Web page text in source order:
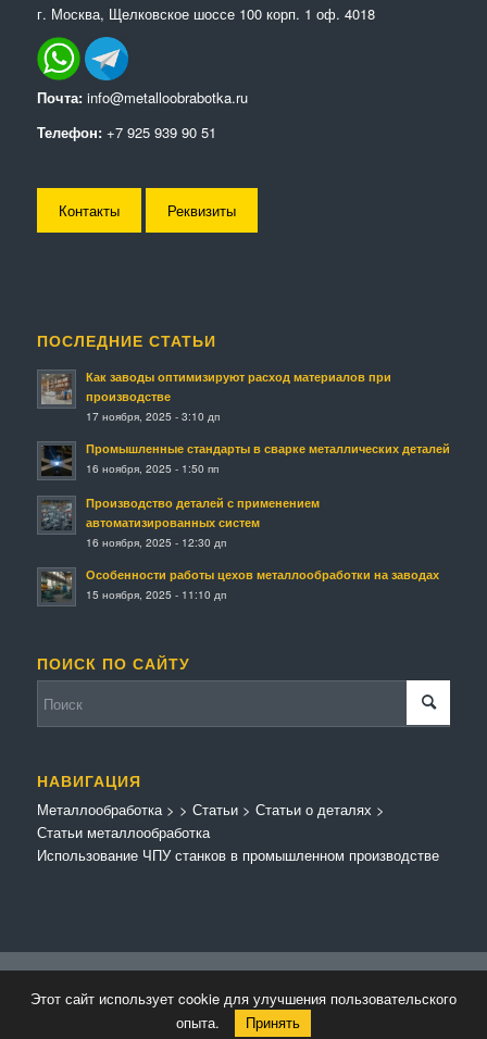
г. Москва, Щелковское шоссе 100 корп. 1 оф. 4018
Почта: info@metalloobrabotka.ru
Телефон: +7 925 939 90 51
Контакты Реквизиты
ПОСЛЕДНИЕ СТАТЬИ
Как заводы оптимизируют расход материалов при
производстве
17 ноября, 2025 - 3:10 дп
Промышленные стандарты в сварке металлических деталей
16 ноября, 2025 - 1:50 пп
Производство деталей с применением
автоматизированных систем
16 ноября, 2025 - 12:30 дп
Особенности работы цехов металлообработки на заводах
15 ноября, 2025 - 11:10 дп
ПОИСК ПО САЙТУ
НАВИГАЦИЯ
Металлообработка>
Статьи металлообработка
> Статьи> Статьи о деталях >
Использование ЧПУ станков в промышленном производстве
Kriesi
Этот сайт использует cookie для улучшения пользовательского
опыта.
Принять